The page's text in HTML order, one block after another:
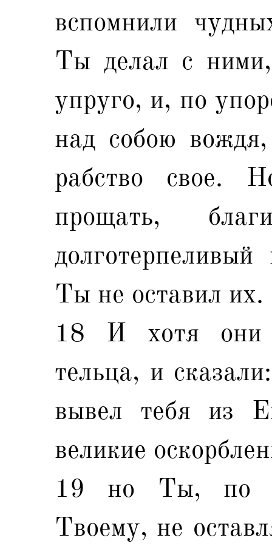
вспомнили
Ты делал с
упруго, и, по
над собою
рабство свое.
прощать,
Ты не оставил их.
18 И хотя они
тельца, и
вывел тебя из
великие
19 но Ты, по
Твоему, не